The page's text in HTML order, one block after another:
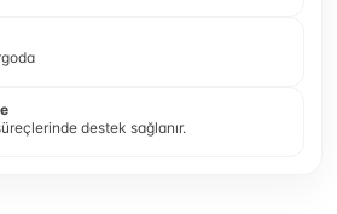
destek sağlanır.